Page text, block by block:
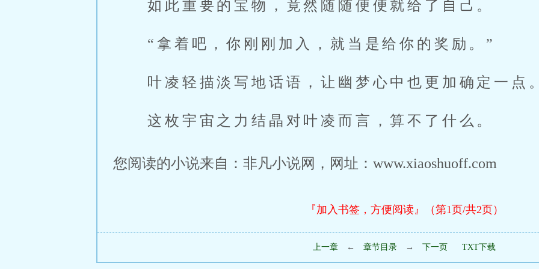
如此重要的宝物，竟然随随便便就给了自己。
“拿着吧，你刚刚加入，就当是给你的奖励。”
叶凌轻描淡写地话语，让幽梦心中也更加确定一点
这枚宇宙之力结晶对叶凌而言，算不了什么。
您阅读的小说来自：非凡小说网，网址：www.xiaoshuoff.com
『加入书签，方便阅读』（第1页/共2页）
上一章 ← 章节目录 → 下一页 TXT下载